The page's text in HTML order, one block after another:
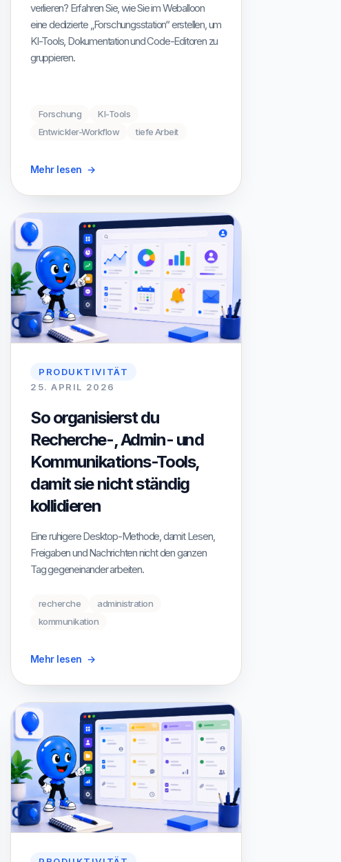
verlieren? Erfahren Sie, wie Sie im Weballoon
eine dedizierte „Forschungsstation“ erstellen, um
KI-Tools, Dokumentation und Code-Editoren zu
gruppieren.
Forschung
KI-Tools
Entwickler-Workflow
tiefe Arbeit
Mehr lesen →
PRODUKTIVITÄT
25. APRIL 2026
So organisierst du
Recherche-, Admin- und
Kommunikations-Tools,
damit sie nicht ständig
kollidieren
Eine ruhigere Desktop-Methode, damit Lesen,
Freigaben und Nachrichten nicht den ganzen
Tag gegeneinander arbeiten.
recherche
administration
kommunikation
Mehr lesen →